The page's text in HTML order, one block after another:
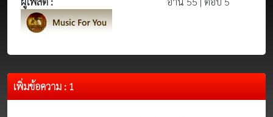
เพิ่มข้อความ : 1